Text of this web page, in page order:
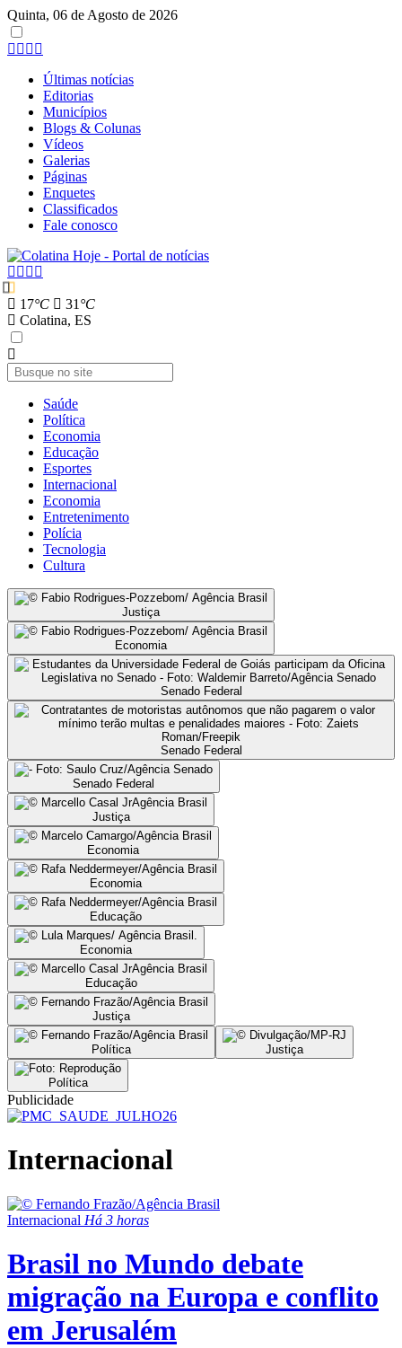
Quinta, 06 de Agosto de 2026
Últimas notícias
Editorias
Municípios
Blogs & Colunas
Vídeos
Galerias
Páginas
Enquetes
Classificados
Fale conosco
17°C 31 °C
Colatina, ES
Saúde
Política
Economia
Educação
Esportes
Internacional
Economia
Entretenimento
Polícia
Tecnologia
Cultura
Justiça
Economia
Senado Federal
Senado Federal
Senado Federal
Justiça
Economia
Economia
Educação
Economia
Educação
Justiça
Política Justiça
Política
Publicidade
Internacional
Internacional Há 3 horas
Brasil no Mundo debate
migração na Europa e conflito
em Jerusalém